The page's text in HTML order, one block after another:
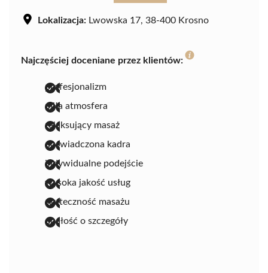
Lokalizacja: Lwowska 17, 38-400 Krosno
Najczęściej doceniane przez klientów:
profesjonalizm
miła atmosfera
relaksujący masaż
doświadczona kadra
indywidualne podejście
wysoka jakość usług
skuteczność masażu
dbałość o szczegóły